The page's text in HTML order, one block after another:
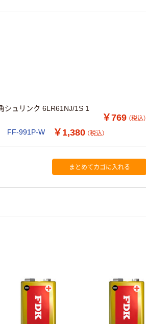
シュリンク 6LR61NJ/1S 1
￥769 （税込）
FF-991P-W ￥1,380 （税込）
まとめてカゴに入れる